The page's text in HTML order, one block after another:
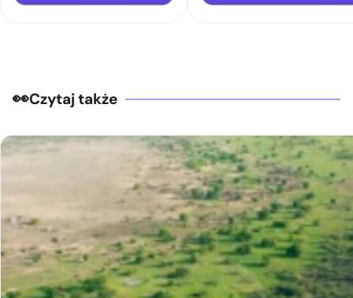
Czytaj także